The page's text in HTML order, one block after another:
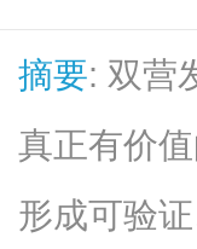
摘要: 双营
真正有价
形成可验